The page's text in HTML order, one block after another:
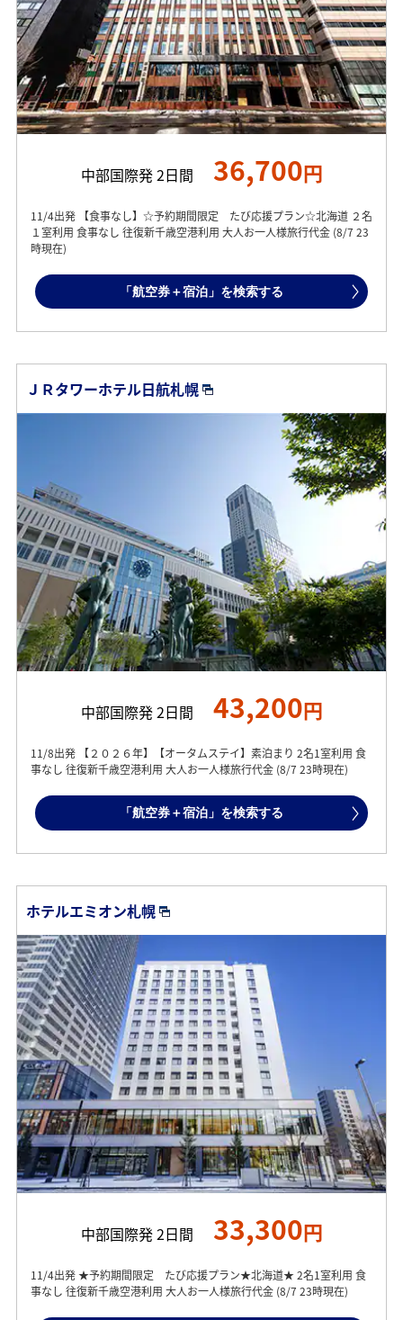
中部国際発 2日間 36,700円
11/4出発 【食事なし】☆予約期間限定 たび応援プラン☆北海道 ２名
１室利用 食事なし 往復新千歳空港利用 大人お一人様旅行代金 (8/7 23
時現在)
「航空券＋宿泊」を検索する
ＪＲタワーホテル日航札幌
中部国際発 2日間 43,200円
11/8出発 【２０２６年】【オータムステイ】素泊まり 2名1室利用 食
事なし 往復新千歳空港利用 大人お一人様旅行代金 (8/7 23時現在)
「航空券＋宿泊」を検索する
ホテルエミオン札幌
中部国際発 2日間 33,300円
11/4出発 ★予約期間限定 たび応援プラン★北海道★ 2名1室利用 食
事なし 往復新千歳空港利用 大人お一人様旅行代金 (8/7 23時現在)